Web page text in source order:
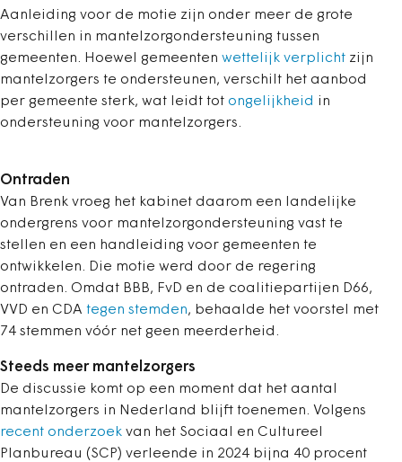
Aanleiding voor de motie zijn onder meer de grote
verschillen in mantelzorgondersteuning tussen
gemeenten. Hoewel gemeenten wettelijk verplicht zijn
mantelzorgers te ondersteunen, verschilt het aanbod
per gemeente sterk, wat leidt tot ongelijkheid in
ondersteuning voor mantelzorgers.
Ontraden
Van Brenk vroeg het kabinet daarom een landelijke
ondergrens voor mantelzorgondersteuning vast te
stellen en een handleiding voor gemeenten te
ontwikkelen. Die motie werd door de regering
ontraden. Omdat BBB, FvD en de coalitiepartijen D66,
VVD en CDA tegen stemden, behaalde het voorstel met
74 stemmen vóór net geen meerderheid.
Steeds meer mantelzorgers
De discussie komt op een moment dat het aantal
mantelzorgers in Nederland blijft toenemen. Volgens
recent onderzoek van het Sociaal en Cultureel
Planbureau (SCP) verleende in 2024 bijna 40 procent